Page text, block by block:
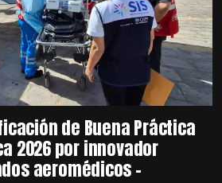
de Buena Práctica
2026 por innovador
aeromédicos –